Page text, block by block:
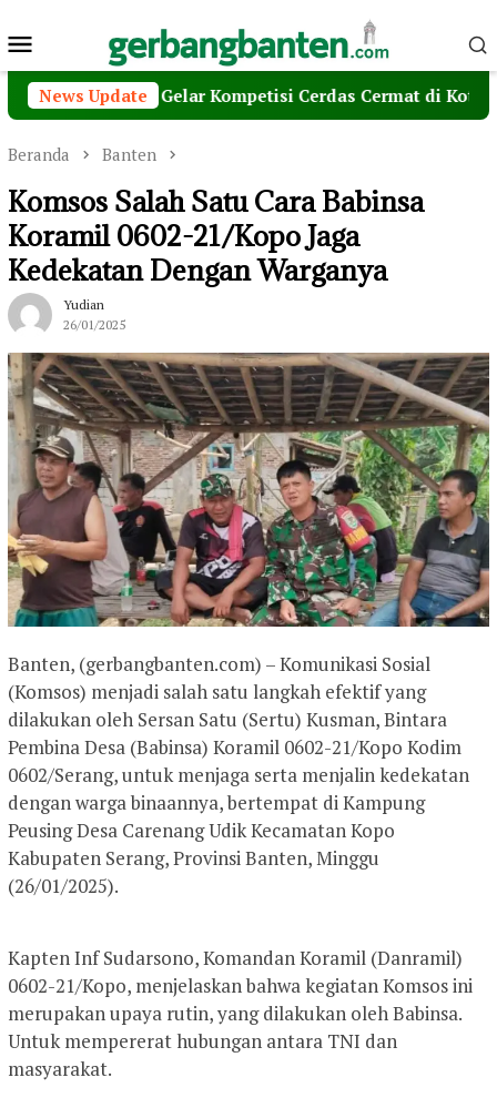
ke
Menu
Mobile
News Update
Gelar Kompetisi Cerdas Cermat di Kota Serang
Beranda Banten
Komsos Salah Satu Cara Babinsa
Koramil 0602-21/Kopo Jaga
Kedekatan Dengan Warganya
Yudian
26/01/2025
Banten, (gerbangbanten.com) – Komunikasi Sosial
(Komsos) menjadi salah satu langkah efektif yang
dilakukan oleh Sersan Satu (Sertu) Kusman, Bintara
Pembina Desa (Babinsa) Koramil 0602-21/Kopo Kodim
0602/Serang, untuk menjaga serta menjalin kedekatan
dengan warga binaannya, bertempat di Kampung
Peusing Desa Carenang Udik Kecamatan Kopo
Kabupaten Serang, Provinsi Banten, Minggu
(26/01/2025).
Kapten Inf Sudarsono, Komandan Koramil (Danramil)
0602-21/Kopo, menjelaskan bahwa kegiatan Komsos ini
merupakan upaya rutin, yang dilakukan oleh Babinsa.
Untuk mempererat hubungan antara TNI dan
masyarakat.